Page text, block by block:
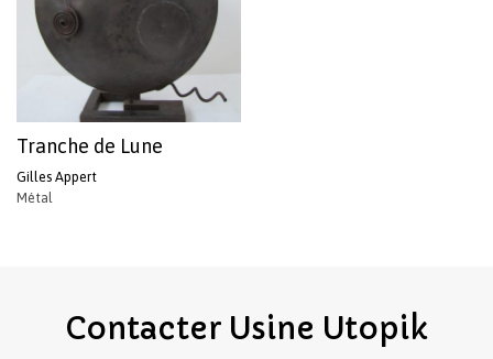
Tranche de Lune
Gilles Appert
Métal
Contacter Usine Utopik